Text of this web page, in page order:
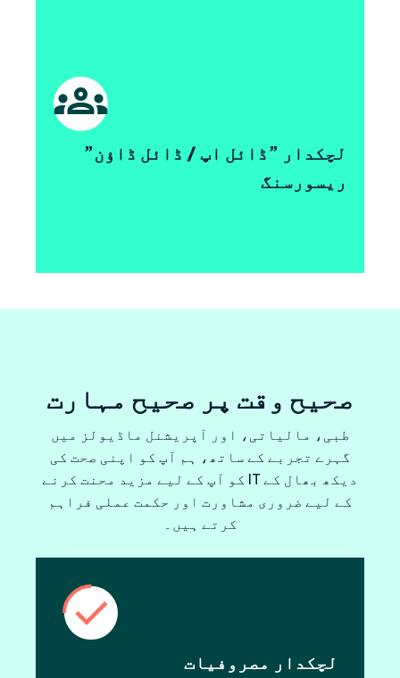
لچکدار ”ڈائل اپ / ڈائل ڈاؤن”
ریسورسنگ
صحیح وقت پر صحیح مہارت
طبی، مالیاتی، اور آپریشنل ماڈیولز میں
گہرے تجربے کے ساتھ، ہم آپ کو اپنی صحت کی
دیکھ بھال کے IT کو آپ کے لیے مزید محنت کرنے
کے لیے ضروری مشاورت اور حکمت عملی فراہم
کرتے ہیں۔
لچکدار مصروفیات